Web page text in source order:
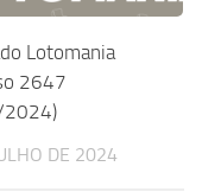
Lotomania
2647
DE 2024